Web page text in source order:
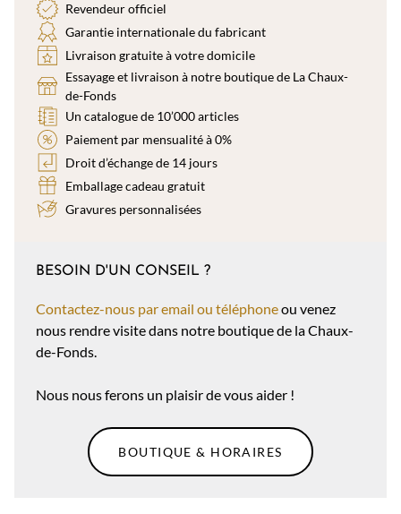
Revendeur officiel
Garantie internationale du fabricant
Livraison gratuite à votre domicile
Essayage et livraison à notre boutique de La Chaux-
de-Fonds
Un catalogue de 10’000 articles
Paiement par mensualité à 0%
Droit d’échange de 14 jours
Emballage cadeau gratuit
Gravures personnalisées
BESOIN D'UN CONSEIL ?
Contactez-nous par email ou téléphoneou venez
nous rendre visite dans notre boutique de la Chaux-
de-Fonds.
Nous nous ferons un plaisir de vous aider !
BOUTIQUE & HORAIRES